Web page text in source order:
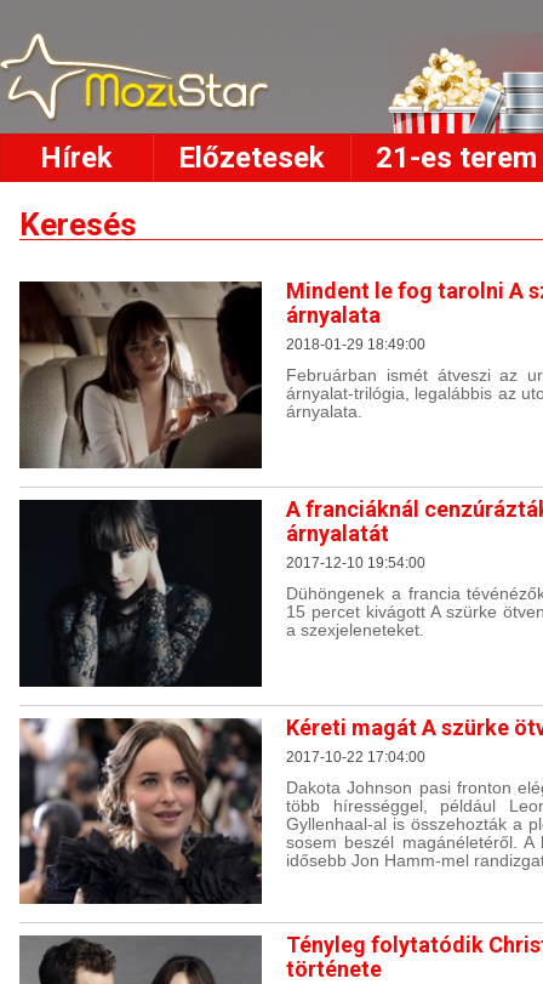
Hírek Előzetesek 21-es terem
Keresés
Mindent le fog tarolni A
árnyalata
2018-01-29 18:49:00
Februárban ismét átveszi az
árnyalat-trilógia, legalábbis az
árnyalata.
A franciáknál
árnyalatát
2017-12-10 19:54:00
Dühöngenek a francia
15 percet kivágott A szürke
a szexjeleneteket.
Kéreti magát A szürke
2017-10-22 17:04:00
Dakota Johnson pasi fronton
több hírességgel, például
Gyllenhaal-al is összehozták a
sosem beszél magánéletéről.
idősebb Jon Hamm-mel
Tényleg folytatódik
története